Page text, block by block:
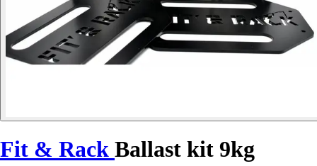
Fit & Rack Ballast kit 9kg